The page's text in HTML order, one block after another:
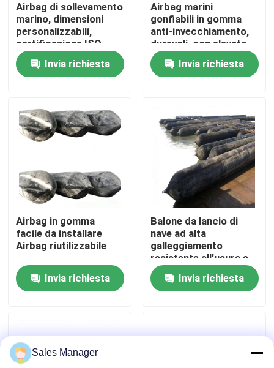
Casa
Prodotti
Chi siamo
Fatory Tour
Controllo di qualità
Richiedere un preventivo
Airbag di gomma marina
Airbag marine gonfiabili
Airbag di sollevamento
marino, dimensioni
personalizzabili,
certificazione ISO,
resistenza ad alta
pressioneInvia richiesta
Airbag marini
gonfiabili in gomma
anti-invecchiamento,
durevoli, con elevata
capacità di carico
Invia richiesta
Airbag in gomma
facile da installare
Airbag riutilizzabile
Invia richiesta
Balone da lancio di
nave ad alta
galleggiamento
resistente all'usura e
resistente
Invia richiesta
Sales Manager